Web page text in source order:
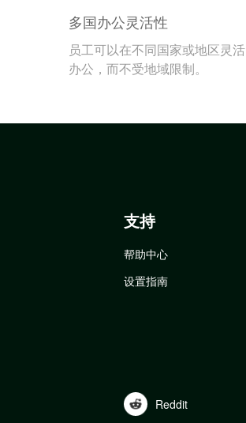
多国办公灵活性
员工可以在不同国家或地区灵活
办公，而不受地域限制。
支持
帮助中心
设置指南
Reddit